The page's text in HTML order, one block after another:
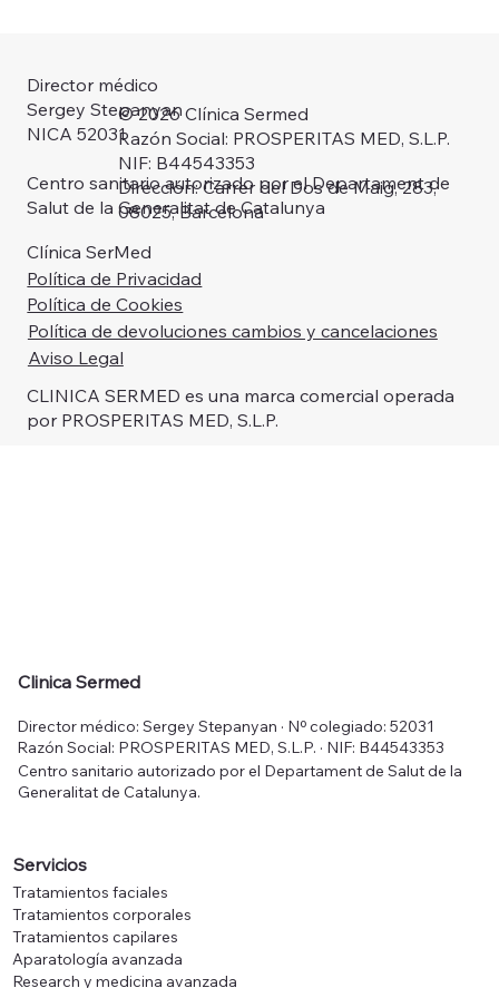
Director médico
Sergey Stepanyan
NICA 52031
Centro sanitario autorizado por el Departament de
Salut de la Generalitat de Catalunya
© 2026 Clínica Sermed
Razón Social: PROSPERITAS MED, S.L.P.
NIF: B44543353
Dirección: Carrer del Dos de Maig, 283,
08025, Barcelona
Clínica SerMed
Política de Privacidad
Aviso Legal
Política de Cookies
Política de devoluciones cambios y cancelaciones
CLINICA SERMED es una marca comercial operada
por PROSPERITAS MED, S.L.P.
Clinica Sermed
Director médico: Sergey Stepanyan · Nº colegiado: 52031
Razón Social: PROSPERITAS MED, S.L.P. · NIF: B44543353
Centro sanitario autorizado por el Departament de Salut de la
Generalitat de Catalunya.
Servicios
Tratamientos faciales
Tratamientos corporales
Tratamientos capilares
Aparatología avanzada
Research y medicina avanzada